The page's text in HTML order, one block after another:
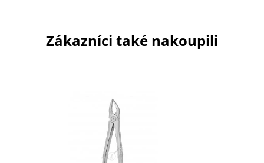
Zákazníci také nakoupili